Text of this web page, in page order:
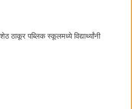
पब्लिक स्कूलमध्ये विद्यार्थ्यांनी